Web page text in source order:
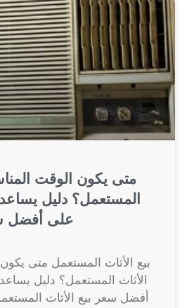
متى يكون الوقت
المستعمل؟ دليل
على أفضل
بيع الأثاث المستعمل متى
الأثاث المستعمل؟ دليل
أفضل سعر بيع الأثاث